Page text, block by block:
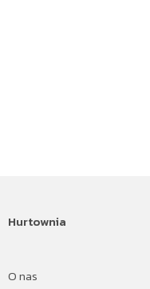
Hurtownia
O nas